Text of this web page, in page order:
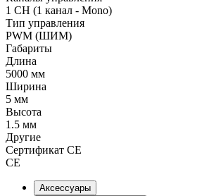
1 CH (1 канал - Mono)
Тип управления
PWM (ШИМ)
Габариты
Длина
5000 мм
Ширина
5 мм
Высота
1.5 мм
Другие
Сертификат CE
CE
Аксессуары